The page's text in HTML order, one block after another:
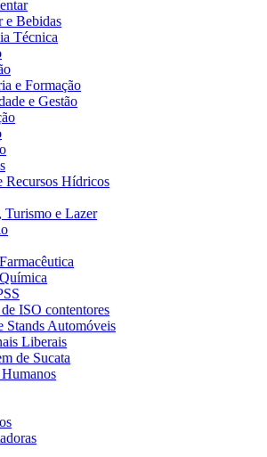
e Bebidas
Técnica
e Formação
e Gestão
Recursos Hídricos
Turismo e Lazer
ISO contentores
Stands Automóveis
Liberais
de Sucata